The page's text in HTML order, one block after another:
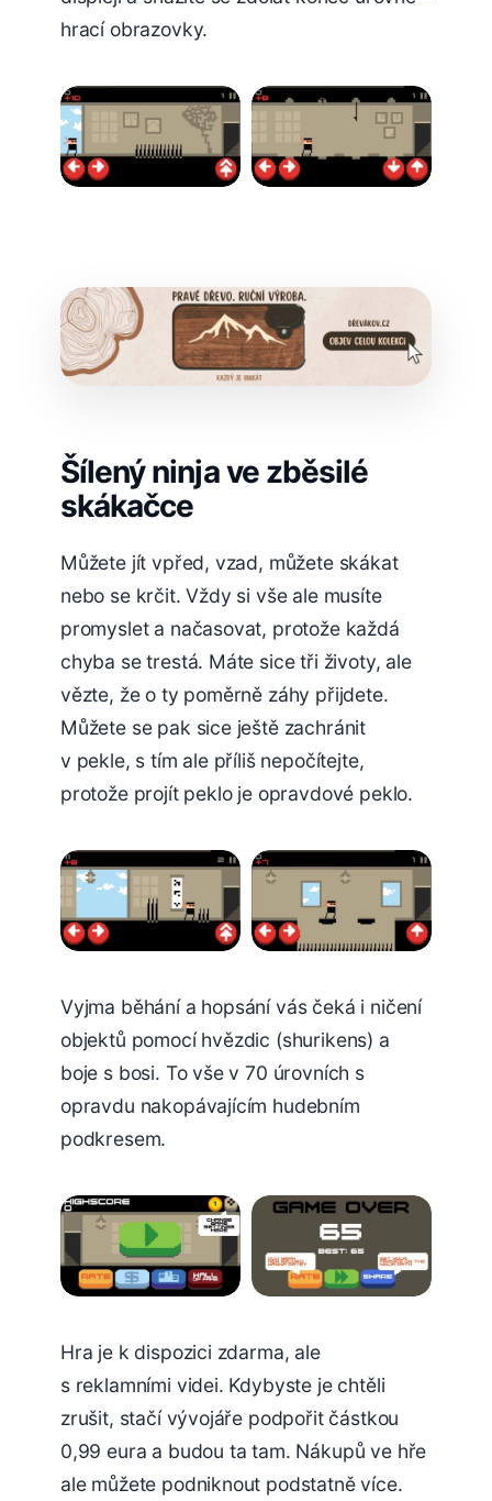
hrací obrazovky.
Šílený ninja ve zběsilé
skákačce
Můžete jít vpřed, vzad, můžete skákat
nebo se krčit. Vždy si vše ale musíte
promyslet a načasovat, protože každá
chyba se trestá. Máte sice tři životy, ale
vězte, že o ty poměrně záhy přijdete.
Můžete se pak sice ještě zachránit
v pekle, s tím ale příliš nepočítejte,
protože projít peklo je opravdové peklo.
Vyjma běhání a hopsání vás čeká i ničení
objektů pomocí hvězdic (shurikens) a
boje s bosi. To vše v 70 úrovních s
opravdu nakopávajícím hudebním
podkresem.
Hra je k dispozici zdarma, ale
s reklamními videi. Kdybyste je chtěli
zrušit, stačí vývojáře podpořit částkou
0,99 eura a budou ta tam. Nákupů ve hře
ale můžete podniknout podstatně více.